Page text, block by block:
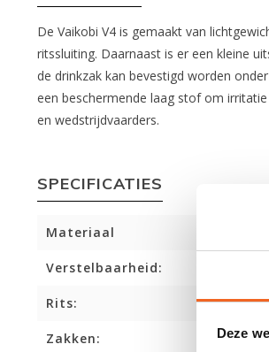
Deze
De Vaikobi V4 is gemaakt van
ritssluiting. Daarnaast is er een kleine
de drinkzak kan bevestigd worden
een beschermende laag stof om
en wedstrijdvaarders.
SPECIFICATIES
Materiaal
Verstelbaarheid:
Rits:
Zakken: